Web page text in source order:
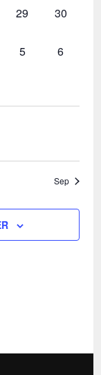
0
29
0
30
0
5
0
6
Sep